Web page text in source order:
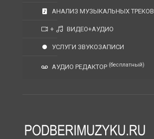
АНАЛИЗ МУЗЫКАЛЬНЫХ ТРЕКОВ
+ ВИДЕО+АУДИО
УСЛУГИ ЗВУКОЗАПИСИ
АУДИО РЕДАКТОР (бесплатный)